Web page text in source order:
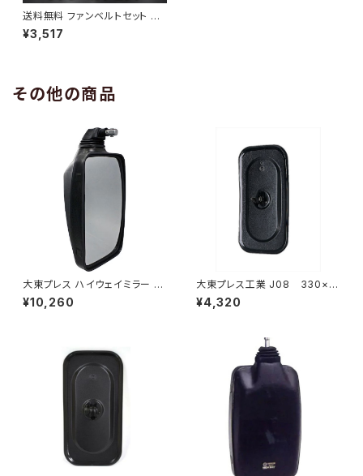
送料無料 ファンベルトセット 三
菱 ブラボー 型式U43V H05.12
～H11.08 （国内トップメーカ
¥3,517
その他の商品
大東プレス ハイウェイミラー R1
¥10,260
大東プレス工業 J08 330×1
70 サイドミラー/バックミラー
L012 黒 DI-7B
¥4,320